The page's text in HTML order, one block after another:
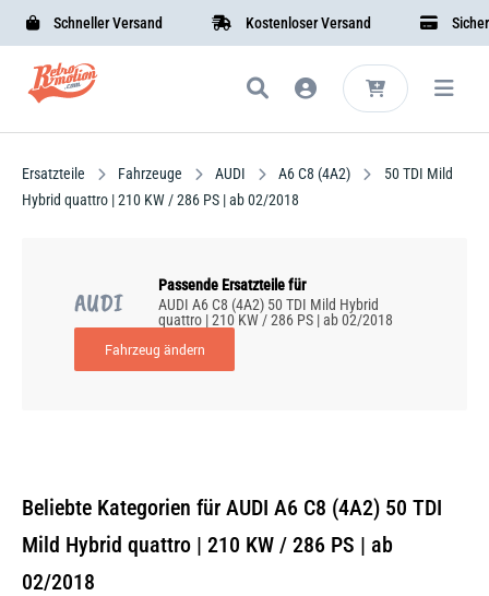
Schneller Versand Kostenloser Versand Sichere
Ersatzteile Fahrzeuge AUDI A6 C8 (4A2)
50 TDI Mild
Hybrid quattro | 210 KW / 286 PS | ab 02/2018
AUDI
Passende Ersatzteile für
AUDI A6 C8 (4A2) 50 TDI Mild Hybrid
quattro | 210 KW / 286 PS | ab 02/2018
Fahrzeug ändern
Beliebte Kategorien für AUDI A6 C8 (4A2) 50 TDI
Mild Hybrid quattro | 210 KW / 286 PS | ab
02/2018